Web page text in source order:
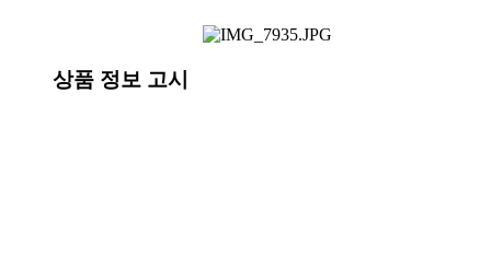
상품 정보 고시